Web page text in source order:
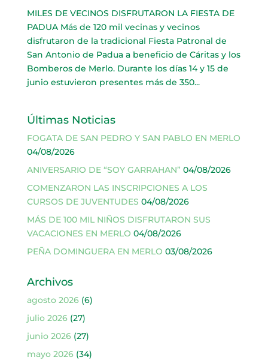
MILES DE VECINOS DISFRUTARON LA FIESTA DE
PADUA Más de 120 mil vecinas y vecinos
disfrutaron de la tradicional Fiesta Patronal de
San Antonio de Padua a beneficio de Cáritas y los
Bomberos de Merlo. Durante los días 14 y 15 de
junio estuvieron presentes más de 350...
Últimas Noticias
FOGATA DE SAN PEDRO Y SAN PABLO EN MERLO
04/08/2026
ANIVERSARIO DE “SOY GARRAHAN” 04/08/2026
COMENZARON LAS INSCRIPCIONES A LOS
CURSOS DE JUVENTUDES 04/08/2026
MÁS DE 100 MIL NIÑOS DISFRUTARON SUS
VACACIONES EN MERLO 04/08/2026
PEÑA DOMINGUERA EN MERLO 03/08/2026
Archivos
agosto 2026(6)
julio 2026(27)
junio 2026(27)
mayo 2026(34)